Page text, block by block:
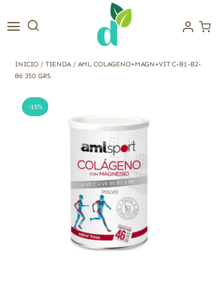
contenido
INICIO / TIENDA/ AML COLAGENO+MAGN+VIT C-B1-B2-
B6 350 GRS
-15%